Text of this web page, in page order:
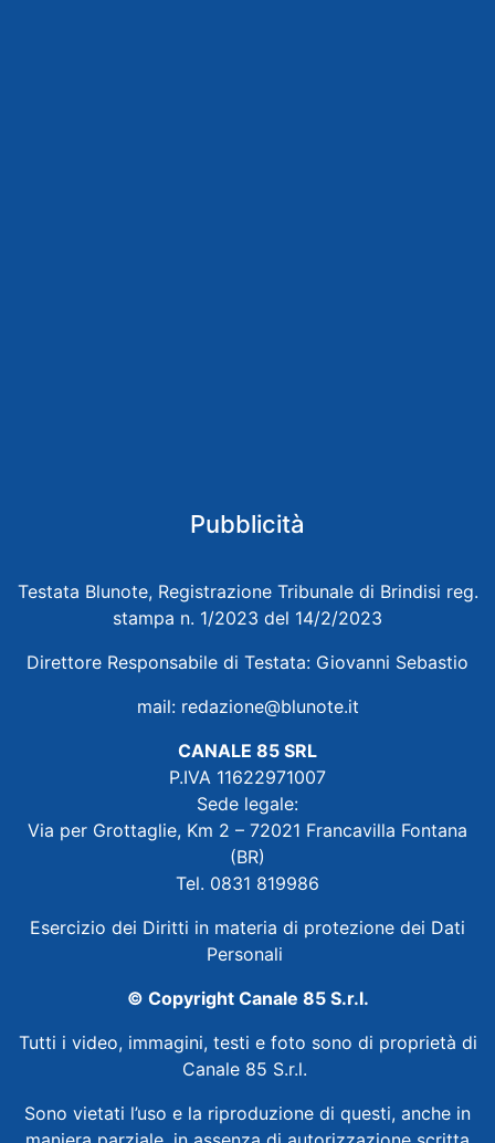
Pubblicità
Testata Blunote, Registrazione Tribunale di Brindisi reg.
stampa n. 1/2023 del 14/2/2023
Direttore Responsabile di Testata: Giovanni Sebastio
mail: redazione@blunote.it
CANALE 85 SRL
P.IVA 11622971007
Sede legale:
Via per Grottaglie, Km 2 – 72021 Francavilla Fontana
(BR)
Tel. 0831 819986
Esercizio dei Diritti in materia di protezione dei Dati
Personali
© Copyright Canale 85 S.r.l.
Tutti i video, immagini, testi e foto sono di proprietà di
Canale 85 S.r.l.
Sono vietati l’uso e la riproduzione di questi, anche in